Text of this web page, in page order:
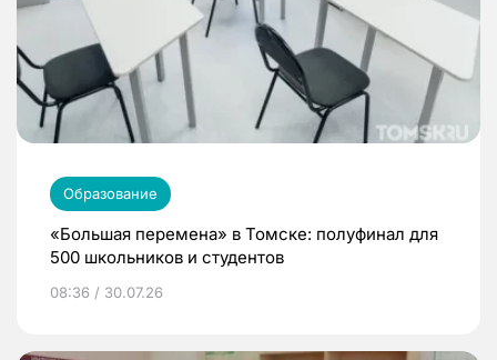
Образование
«Большая перемена» в Томске: полуфинал для
500 школьников и студентов
08:36 / 30.07.26